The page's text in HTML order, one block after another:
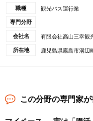
職種 観光バス運行業
専門分野
会社名 有限会社高山三幸観
所在地 鹿児島県霧島市溝辺
この分野の専門家